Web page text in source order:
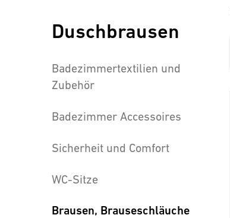
Duschbrausen
Badezimmertextilien und
Zubehör
Badezimmer Accessoires
Sicherheit und Comfort
WC-Sitze
Brausen, Brauseschläuche